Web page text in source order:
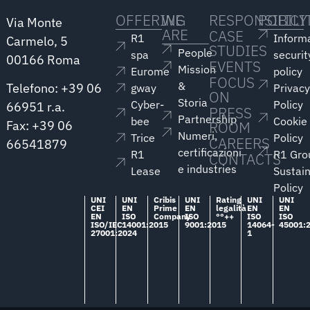
Via Monte
Carmelo, 5
00166 Roma
Telefono: +39 06
66951 r.a.
Fax: +39 06
66541879
OFFERING
R1
spa
Eurome
gway
Cyber-
bee
Trice
R1
Lease
WE
ARE
People
Mission
&
Storia
Partnership
Numeri,
certificazioni
e industries
CASE
STUDIES
EVENTS
FOCUS
ON
PRESS
ROOM
CAREERS
CONTACTS
POLICY
policy
Privacy
Policy
Cookie
Policy
R1
Policy
UNI
CEI
EN
ISO/IEC
27001:2024
UNI
EN
ISO
14001:2015
Cribis
Prime
Company
UNI
EN
ISO
9001:2015
Rating
legalità
°°++
UNI
EN
ISO
14064-
1
UNI
EN
ISO